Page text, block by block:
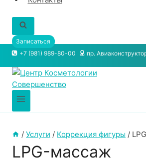
Записаться
+7 (981) 989-80-00
пр.
/ Услуги / Коррекция фигуры /
LPG-массаж